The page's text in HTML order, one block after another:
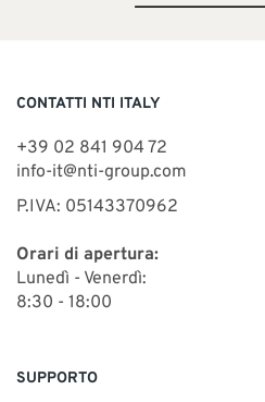
CONTATTI NTI ITALY
+39 02 841 904 72
info-it@nti-group.com
P.IVA: 05143370962
Orari di apertura:
Lunedì - Venerdì:
8:30 - 18:00
SUPPORTO